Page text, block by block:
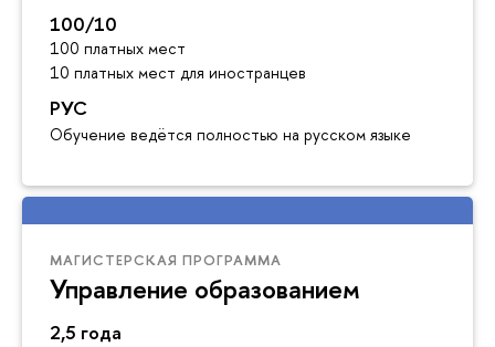
100/10
100 платных мест
10 платных мест для иностранцев
РУС
Обучение ведётся полностью на русском языке
МАГИСТЕРСКАЯ ПРОГРАММА
Управление образованием
2,5 года